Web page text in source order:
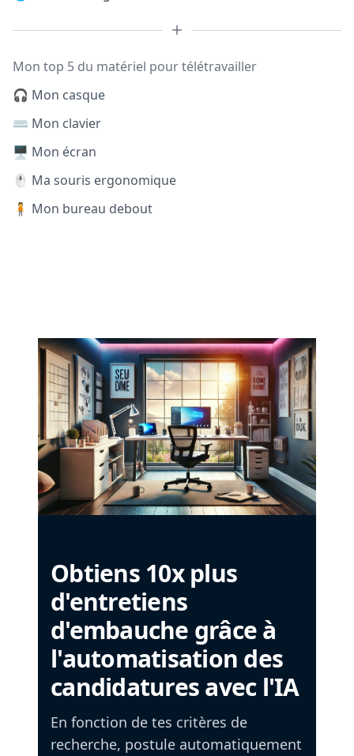
Mon top 5 du matériel pour télétravailler
🎧 Mon casque
⌨️ Mon clavier
🖥️ Mon écran
🖱️ Ma souris ergonomique
🧍 Mon bureau debout
Obtiens 10x plus
d'entretiens
d'embauche grâce à
l'automatisation des
candidatures avec l'IA
En fonction de tes critères de
recherche, postule automatiquement